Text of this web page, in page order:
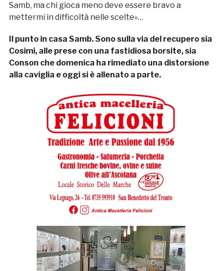
Samb, ma chi gioca meno deve essere bravo a
mettermi in difficoltà nelle scelte»…
Il punto in casa Samb. Sono sulla via del recupero sia
Cosimi, alle prese con una fastidiosa borsite, sia
Conson che domenica ha rimediato una distorsione
alla caviglia e oggi si è allenato a parte.